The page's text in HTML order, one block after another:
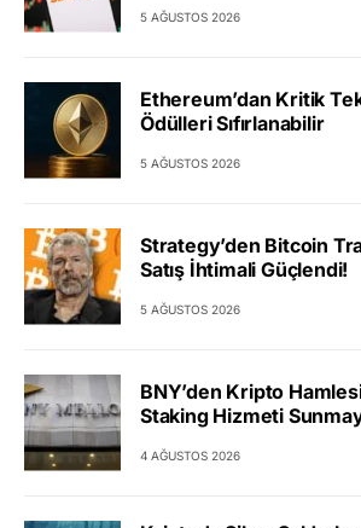
5 AĞUSTOS 2026
Ethereum’dan Kritik
Ödülleri Sıfırlanabilir
5 AĞUSTOS 2026
Strategy’den Bitcoin
Satış İhtimali Güçlendi!
5 AĞUSTOS 2026
BNY’den Kripto
Staking Hizmeti
4 AĞUSTOS 2026